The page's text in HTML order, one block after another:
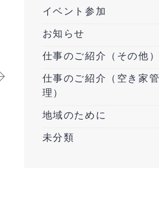
イベント参加
お知らせ
仕事のご紹介（その他）
仕事のご紹介（空き家管
理）
地域のために
未分類